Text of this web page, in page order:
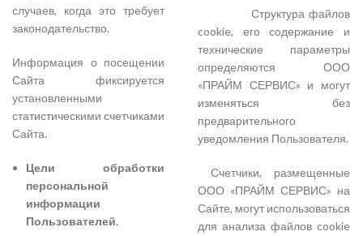
случаев, когда это требует
законодательство.
Информация о посещении
Сайта фиксируется
установленными
статистическими счетчиками
Сайта.
Цели обработки
персональной
информации
Пользователей.
Структура файлов
cookie, его содержание и
технические параметры
определяются ООО
«ПРАЙМ СЕРВИС» и могут
изменяться без
предварительного
уведомления Пользователя.
Счетчики, размещенные
ООО «ПРАЙМ СЕРВИС» на
Сайте, могут использоваться
для анализа файлов cookie